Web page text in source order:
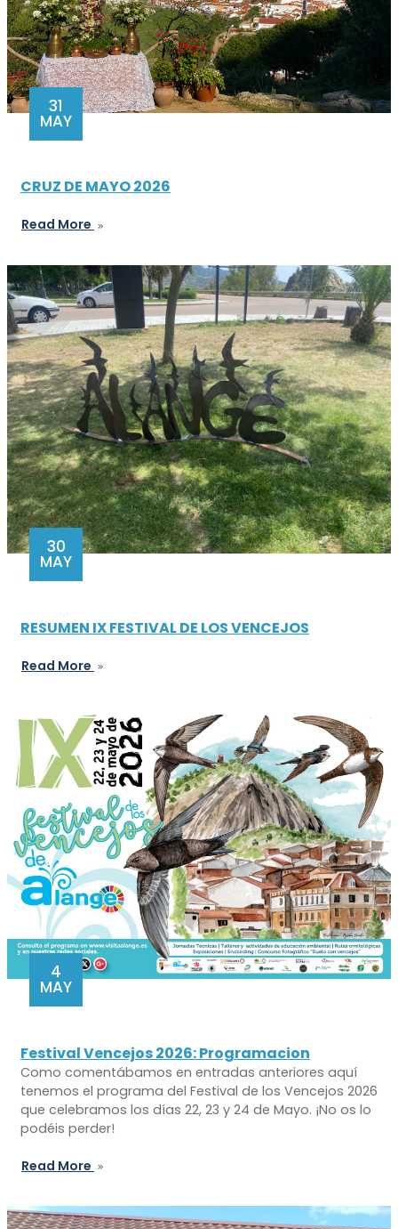
31
MAY
CRUZ DE MAYO 2026
Read More
30
MAY
RESUMEN IX FESTIVAL DE LOS VENCEJOS
Read More
4
MAY
Festival Vencejos 2026: Programacion
Como comentábamos en entradas anteriores aquí
tenemos el programa del Festival de los Vencejos 2026
que celebramos los días 22, 23 y 24 de Mayo. ¡No os lo
podéis perder!
Read More